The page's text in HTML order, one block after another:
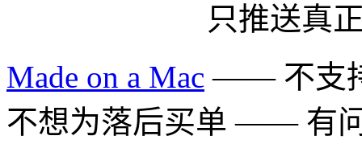
只推送真
Made on a Mac —— 不支
不想为落后买单 —— 有